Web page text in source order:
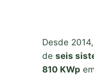
Desde
de seis
810 KWp